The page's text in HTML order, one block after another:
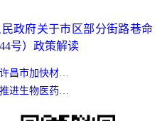
民政府关于市区部分街路巷命
号）政策解读
方案(2022-2025年)的通知
质量发展的实施意见